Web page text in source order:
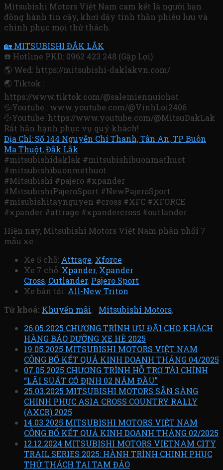
Mitsubishi Motors Việt Nam cam kết là người bạn
đồng hành tin cậy, khơi dậy tinh thần phiêu lưu và
chinh phục mọi thử thách.
🏡 MITSUBISHI ĐẮK LẮK
☎️ Hotline PKD: 0962 423 248 (Gặp Lợi)
🌎 Wed: https://mitsubishi-daklakvn.com/
🌏 Tiktok :
https://www.tiktok.com/@salemiennuichat
💦Youtube : www.youtube.com/@VinhLoi2406
💦Youtube: https://www.youtube.com/@MitsuDakLak
Rất hân hạnh phục vụ quý khách!
Địa Chỉ: Số 144 Nguyễn Chí Thanh, Tân An, TP Buôn
Ma Thuột, Đắk Lắk
#mitsubishidaklak #mitsubishibuonmathuot
#mitsubishibuonmethuot
#Mitsubishi #pajero #xpander
#MitsubishiPajeroSport #NewPajeroSport
#misubishitaynguyen #cross #XFC #XFORCE
#xpander #attrage #xpandercross #outlander
Hiện nay, Mitsubishi Motors Việt Nam phân phối 7
mẫu xe:
Xe 5 chỗ: Attrage, Xforce
Xe 7 chỗ: Xpander, Xpander
Cross, Outlander, Pajero Sport
Xe bán tải: All-New Triton
Từ khoá: Khuyến mãi, Mitsubishi Motors,
26.05.2025 CHƯƠNG TRÌNH ƯU ĐÃI CHO KHÁCH
HÀNG BẢO DƯỠNG XE HÈ 2025
19.05.2025 MITSUBISHI MOTORS VIỆT NAM
CÔNG BỐ KẾT QUẢ KINH DOANH THÁNG 04/2025
07.05.2025 CHƯƠNG TRÌNH HỖ TRỢ TÀI CHÍNH
“LÃI SUẤT CỐ ĐỊNH 02 NĂM ĐẦU”
25.03.2025 MITSUBISHI MOTORS SẴN SÀNG
CHINH PHỤC ASIA CROSS COUNTRY RALLY
(AXCR) 2025
14.03.2025 MITSUBISHI MOTORS VIỆT NAM
CÔNG BỐ KẾT QUẢ KINH DOANH THÁNG 02/2025
12.12.2024 MITSUBISHI MOTORS VIETNAM CITY
TRAIL SERIES 2025: HÀNH TRÌNH CHINH PHỤC
THỬ THÁCH TẠI TAM ĐẢO